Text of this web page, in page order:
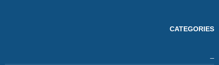
CATEGORIES
_